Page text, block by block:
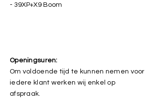
- 39XP+X9 Boom
Openingsuren:
Om voldoende tijd te kunnen nemen voor
iedere klant werken wij enkel op
afspraak.